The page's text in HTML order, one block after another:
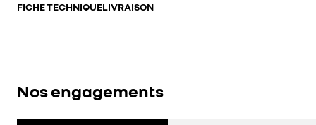
FICHE TECHNIQUELIVRAISON
Nos engagements